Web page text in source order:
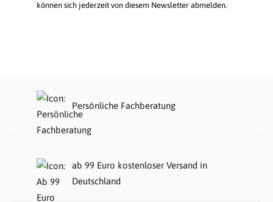
können sich jederzeit von diesem Newsletter abmelden.
Persönliche Fachberatung
ab 99 Euro kostenloser Versand in
Deutschland